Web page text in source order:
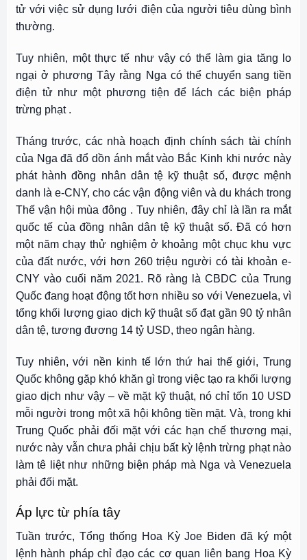
tử với việc sử dụng lưới điện của người tiêu dùng bình
thường.
Tuy nhiên, một thực tế như vậy có thể làm gia tăng lo
ngại ở phương Tây rằng Nga có thể chuyển sang tiền
điện tử như một phương tiện để lách các biện pháp
trừng phạt.
Tháng trước, các nhà hoạch định chính sách tài chính
của Nga đã đổ dồn ánh mắt vào Bắc Kinh khi nước này
phát hành đồng nhân dân tệ kỹ thuật số, được mệnh
danh là e-CNY, cho cácvận động viên và du khách trong
Thế vận hội mùa đông . Tuy nhiên, đây chỉ là lần ra mắt
quốc tế của đồng nhân dân tệ kỹ thuật số. Đã có hơn
một năm chạy thử nghiệm ở khoảng một chục khu vực
của đất nước, với hơn 260 triệu người có tài khoản e-
CNY vào cuối năm 2021. Rõ ràng là CBDC của Trung
Quốc đang hoạt động tốt hơn nhiều so với Venezuela, vì
tổng khối lượng giao dịch kỹ thuật số đạt gần 90 tỷ nhân
dân tệ, tương đương 14 tỷ USD, theo ngân hàng.
Tuy nhiên, với nền kinh tế lớn thứ hai thế giới, Trung
Quốc không gặp khó khăn gì trong việc tạo ra khối lượng
giao dịch như vậy – về mặt kỹ thuật, nó chỉ tốn 10 USD
mỗi người trong một xã hội không tiền mặt. Và, trong khi
Trung Quốc phải đối mặt với các hạn chế thương mại,
nước này vẫn chưa phải chịu bất kỳ lệnh trừng phạt nào
làm tê liệt như những biện pháp mà Nga và Venezuela
phải đối mặt.
Áp lực từ phía tây
Tuần trước, Tổng thống Hoa Kỳ Joe Bidenđã ký một
lệnh hành phápchỉ đạo các cơ quan liên bang Hoa Kỳ